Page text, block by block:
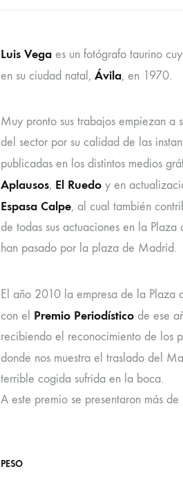
Luis Vega es un fotógrafo taurino
en su ciudad natal, Ávila, en 1970.
Muy pronto sus trabajos empiezan a
del sector por su calidad de las
publicadas en los distintos medios
Aplausos, El Ruedo y en
Espasa Calpe, al cual también
de todas sus actuaciones en la
han pasado por la plaza de Madrid.
El año 2010 la empresa de la Plaza
con el Premio Periodístico de ese
recibiendo el reconocimiento de los
donde nos muestra el traslado del
terrible cogida sufrida en la boca.
A este premio se presentaron más
PESO